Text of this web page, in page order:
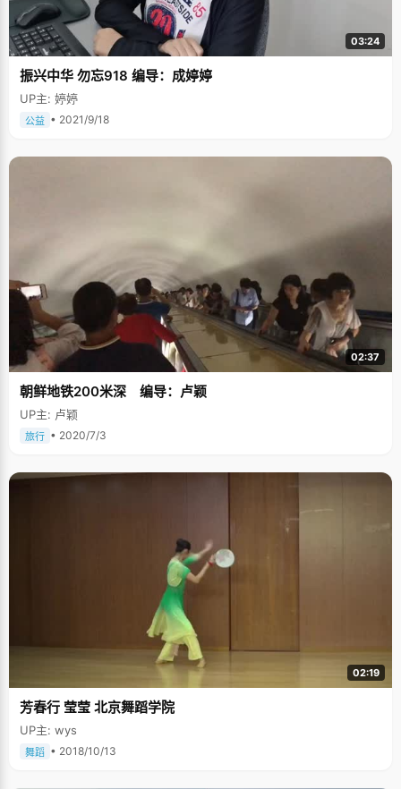
03:24
振兴中华 勿忘918 编导：成婷婷
UP主: 婷婷
公益 • 2021/9/18
02:37
朝鲜地铁200米深 编导：卢颖
UP主: 卢颖
旅行 • 2020/7/3
02:19
芳春行 莹莹 北京舞蹈学院
UP主: wys
舞蹈 • 2018/10/13